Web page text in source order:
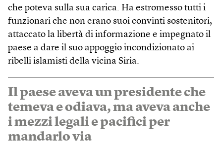
che poteva sulla sua carica. Ha estromesso tutti i
funzionari che non erano suoi convinti sostenitori,
attaccato la libertà di informazione e impegnato il
paese a dare il suo appoggio incondizionato ai
ribelli islamisti della vicina Siria.
Il paese aveva un presidente che
temeva e odiava, ma aveva anche
i mezzi legali e pacifici per
mandarlo via